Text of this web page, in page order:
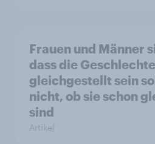
Frauen und Männer
dass die
gleichgestellt sein
nicht, ob sie schon
sind
Artikel